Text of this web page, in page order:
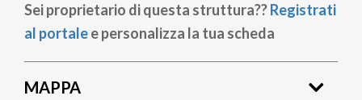
Sei proprietario di questa struttura??Registrati
al portalee personalizza la tua scheda
MAPPA